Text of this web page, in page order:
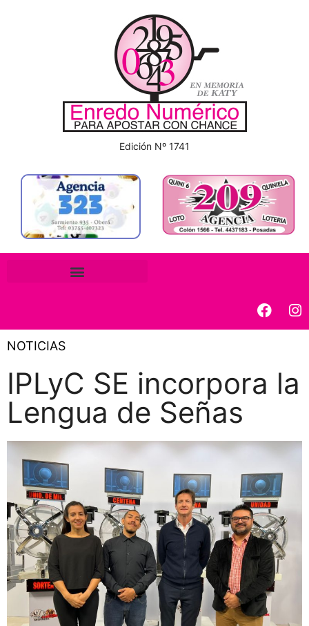
Edición Nº 1741
NOTICIAS
IPLyC SE incorpora la
Lengua de Señas